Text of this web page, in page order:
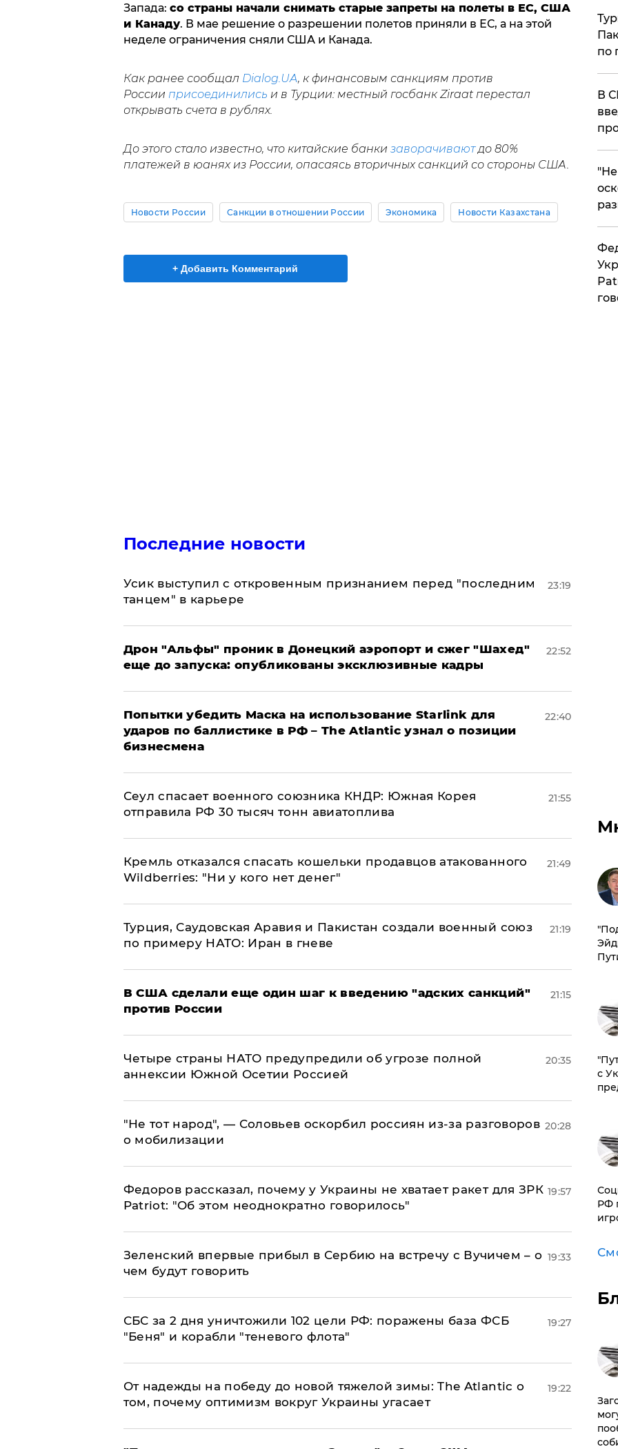
Запада: со страны начали снимать старые запреты на полеты в ЕС, США
и Канаду. В мае решение о разрешении полетов приняли в ЕС, а на этой
неделе ограничения сняли США и Канада.
Как ранее сообщал Dialog.UA, к финансовым санкциям против
России присоединились и в Турции: местный госбанк Ziraat перестал
открывать счета в рублях.
До этого стало известно, что китайские банки заворачиваютдо 80%
платежей в юанях из России, опасаясь вторичных санкций со стороны США.
Новости России Санкции в отношении России Экономика Новости Казахстана
+ Добавить Комментарий
Последние новости
Усик выступил с откровенным признанием перед "последним
танцем" в карьере
23:19
Дрон "Альфы" проник в Донецкий аэропорт и сжег "Шахед"
еще до запуска: опубликованы эксклюзивные кадры
22:52
Попытки убедить Маска на использование Starlink для
ударов по баллистике в РФ – The Atlantic узнал о позиции
бизнесмена
22:40
​Сеул спасает военного союзника КНДР: Южная Корея
отправила РФ 30 тысяч тонн авиатоплива
21:55
Кремль отказался спасать кошельки продавцов атакованного
Wildberries: "Ни у кого нет денег"
21:49
Турция, Саудовская Аравия и Пакистан создали военный союз
по примеру НАТО: Иран в гневе
21:19
В США сделали еще один шаг к введению "адских санкций"
против России
21:15
Четыре страны НАТО предупредили об угрозе полной
аннексии Южной Осетии Россией
20:35
​"Не тот народ", — Соловьев оскорбил россиян из-за разговоров
о мобилизации
20:28
Федоров рассказал, почему у Украины не хватает ракет для ЗРК
Patriot: "Об этом неоднократно говорилось"
19:57
Зеленский впервые прибыл в Сербию на встречу с Вучичем – о
чем будут говорить
19:33
СБС за 2 дня уничтожили 102 цели РФ: поражены база ФСБ
"Беня" и корабли "теневого флота"
19:27
От надежды на победу до новой тяжелой зимы: The Atlantic о
том, почему оптимизм вокруг Украины угасает
19:22
по
В
с
РФ